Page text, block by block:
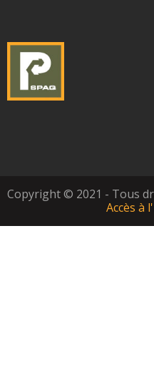
Copyright © 2021 - Tous
Accès à